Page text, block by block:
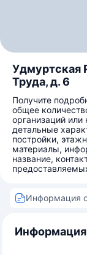
Удмуртская
Труда, д. 6
Получите
общее
организаций
детальные
постройки,
материалы,
название,
Информация